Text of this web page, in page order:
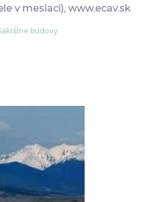
v mesiaci), www.ecav.sk
budovy